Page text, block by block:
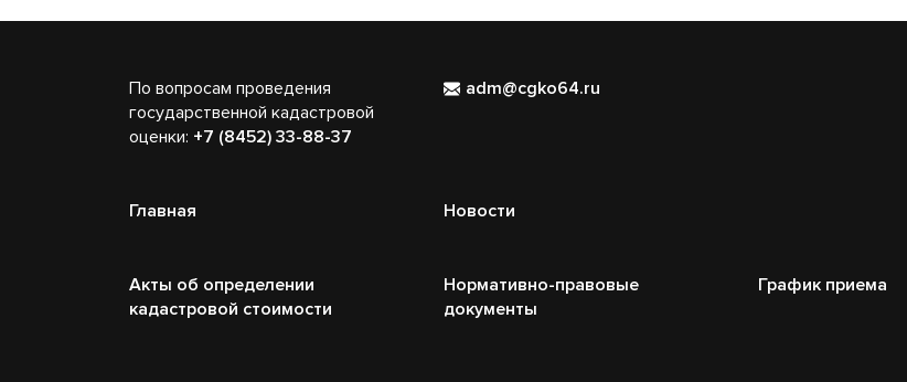
По вопросам проведения
государственной кадастровой
оценки: +7 (8452) 33-88-37
adm@cgko64.ru
Главная Новости
Акты об определении
кадастровой стоимости
Нормативно-правовые
документы
График приема